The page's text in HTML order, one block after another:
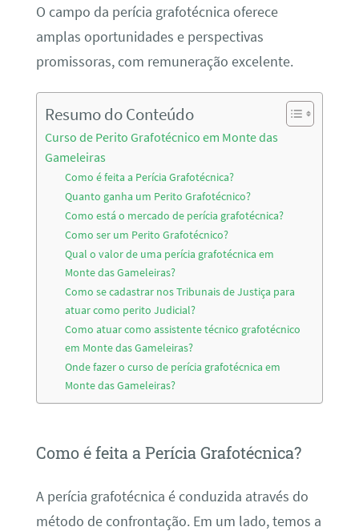
O campo da perícia grafotécnica oferece
amplas oportunidades e perspectivas
promissoras, com remuneração excelente.
Resumo do Conteúdo
Curso de Perito Grafotécnico em Monte das
Gameleiras
Como é feita a Perícia Grafotécnica?
Quanto ganha um Perito Grafotécnico?
Como está o mercado de perícia grafotécnica?
Como ser um Perito Grafotécnico?
Qual o valor de uma perícia grafotécnica em
Monte das Gameleiras?
Como se cadastrar nos Tribunais de Justiça para
atuar como perito Judicial?
Como atuar como assistente técnico grafotécnico
em Monte das Gameleiras?
Onde fazer o curso de perícia grafotécnica em
Monte das Gameleiras?
Como é feita a Perícia Grafotécnica?
A perícia grafotécnica é conduzida através do
método de confrontação. Em um lado, temos a